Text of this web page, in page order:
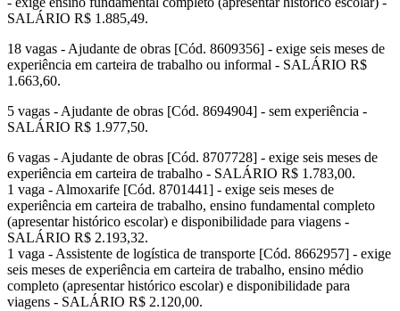
SALÁRIO R$ 1.885,49.
18 vagas - Ajudante de obras [Cód. 8609356] - exige seis meses de
experiência em carteira de trabalho ou informal - SALÁRIO R$
1.663,60.
5 vagas - Ajudante de obras [Cód. 8694904] - sem experiência -
SALÁRIO R$ 1.977,50.
6 vagas - Ajudante de obras [Cód. 8707728] - exige seis meses de
experiência em carteira de trabalho - SALÁRIO R$ 1.783,00.
1 vaga - Almoxarife [Cód. 8701441] - exige seis meses de
experiência em carteira de trabalho, ensino fundamental completo
(apresentar histórico escolar) e disponibilidade para viagens -
SALÁRIO R$ 2.193,32.
1 vaga - Assistente de logística de transporte [Cód. 8662957] - exige
seis meses de experiência em carteira de trabalho, ensino médio
completo (apresentar histórico escolar) e disponibilidade para
viagens - SALÁRIO R$ 2.120,00.